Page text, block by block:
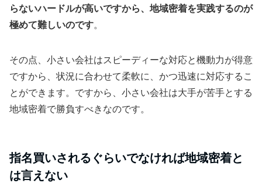
らないハードルが高いですから、地域密着を実践するのが
極めて難しいのです。
その点、小さい会社はスピーディーな対応と機動力が得意
ですから、状況に合わせて柔軟に、かつ迅速に対応するこ
とができます。ですから、小さい会社は大手が苦手とする
地域密着で勝負すべきなのです。
指名買いされるぐらいでなければ地域密着と
は言えない